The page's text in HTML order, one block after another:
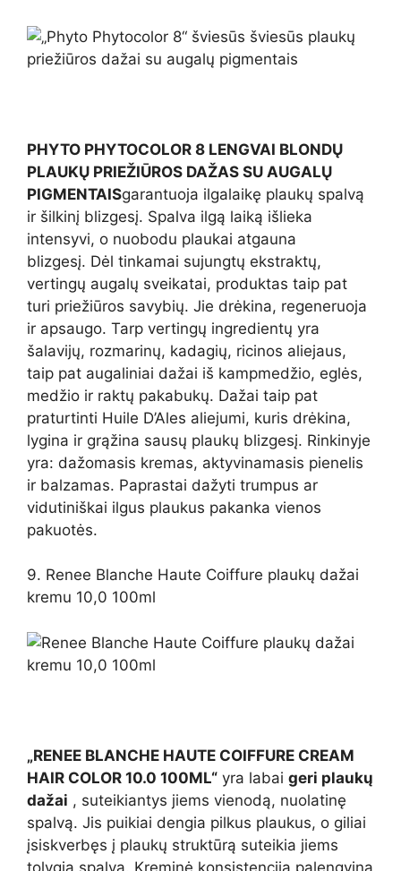
PHYTO PHYTOCOLOR 8 LENGVAI BLONDŲ
PLAUKŲ PRIEŽIŪROS DAŽAS SU AUGALŲ
PIGMENTAISgarantuoja ilgalaikę plaukų spalvą
ir šilkinį blizgesį. Spalva ilgą laiką išlieka
intensyvi, o nuobodu plaukai atgauna
blizgesį. Dėl tinkamai sujungtų ekstraktų,
vertingų augalų sveikatai, produktas taip pat
turi priežiūros savybių. Jie drėkina, regeneruoja
ir apsaugo. Tarp vertingų ingredientų yra
šalavijų, rozmarinų, kadagių, ricinos aliejaus,
taip pat augaliniai dažai iš kampmedžio, eglės,
medžio ir raktų pakabukų. Dažai taip pat
praturtinti Huile D’Ales aliejumi, kuris drėkina,
lygina ir grąžina sausų plaukų blizgesį. Rinkinyje
yra: dažomasis kremas, aktyvinamasis pienelis
ir balzamas. Paprastai dažyti trumpus ar
vidutiniškai ilgus plaukus pakanka vienos
pakuotės.
9. Renee Blanche Haute Coiffure plaukų dažai
kremu 10,0 100ml
„RENEE BLANCHE HAUTE COIFFURE CREAM
HAIR COLOR 10.0 100ML“ yra labai geri plaukų
dažai , suteikiantys jiems vienodą, nuolatinę
spalvą. Jis puikiai dengia pilkus plaukus, o giliai
įsiskverbęs į plaukų struktūrą suteikia jiems
tolygią spalvą. Kreminė konsistencija palengvina